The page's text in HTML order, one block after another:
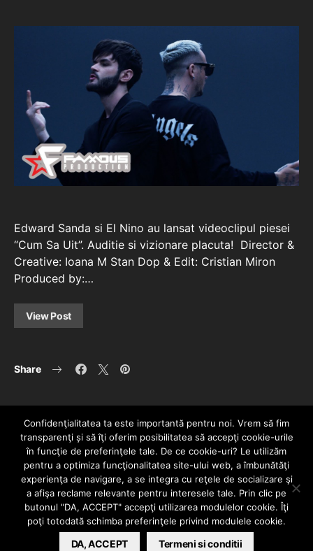
Edward Sanda si El Nino au lansat videoclipul piesei
“Cum Sa Uit”. Auditie si vizionare placuta! Director &
Creative: Ioana M Stan Dop & Edit: Cristian Miron
Produced by:…
View Post
Share
HOME CONTACT POLITICĂ DE CONFIDENȚIALITATE
Since 2005 | Copyright by HIPHOPLIVE
ENTERTAINMENT SRL
Confidenţialitatea ta este importantă pentru noi. Vrem să fim
transparenţi și să îţi oferim posibilitatea să accepţi cookie-urile
în funcţie de preferinţele tale. De ce cookie-uri? Le utilizăm
pentru a optimiza funcţionalitatea site-ului web, a îmbunătăţi
experienţa de navigare, a se integra cu reţele de socializare şi
a afişa reclame relevante pentru interesele tale. Prin clic pe
butonul "DA, ACCEPT" accepţi utilizarea modulelor cookie. Îţi
poţi totodată schimba preferinţele privind modulele cookie.
DA, ACCEPT Termeni si conditii